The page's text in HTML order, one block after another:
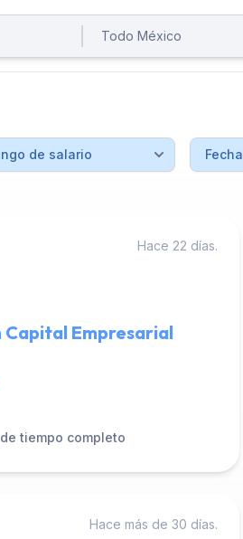
Hace 22 días.
Empresarial
tiempo completo
Hace más de 30 días.